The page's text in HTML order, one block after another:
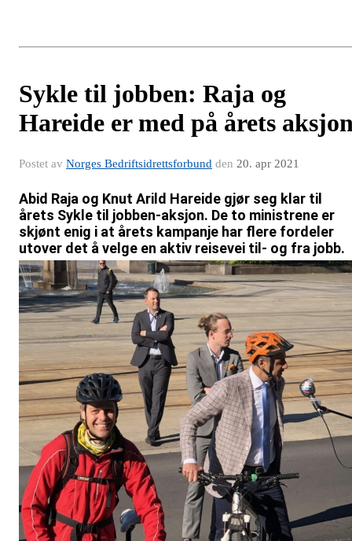
Sykle til jobben: Raja og
Hareide er med på årets
Postet av Norges Bedriftsidrettsforbund den 20. apr 2021
Abid Raja og Knut Arild Hareide gjør seg klar til
årets Sykle til jobben-aksjon. De to ministrene er
skjønt enig i at årets kampanje har flere fordeler
utover det å velge en aktiv reisevei til- og fra jobb.